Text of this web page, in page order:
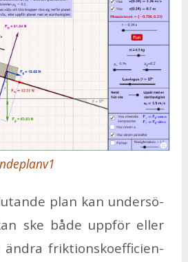
plan kan un­der­sö­
ske både upp­för el­ler
änd­ra frik­tions­ko­ef­fi­ci­en­